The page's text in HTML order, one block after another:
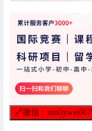
🔗微信：mollywei007